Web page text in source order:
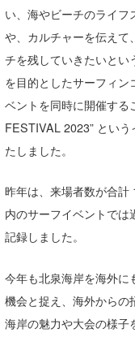
い、海やビーチのライフ
や、カルチャーを伝えて
チを残していきたいとい
を目的としたサーフィン
ベントを同時に開催す
FESTIVAL 2023” とい
たしました。
昨年は、来場者数が合計
内のサーフイベントでは
記録しました。
今年も北泉海岸を海外に
機会と捉え、海外からの
海岸の魅力や大会の様子